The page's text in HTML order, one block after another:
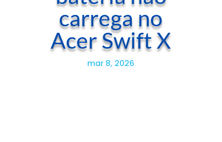
carrega no
Acer Swift X
mar 8, 2026